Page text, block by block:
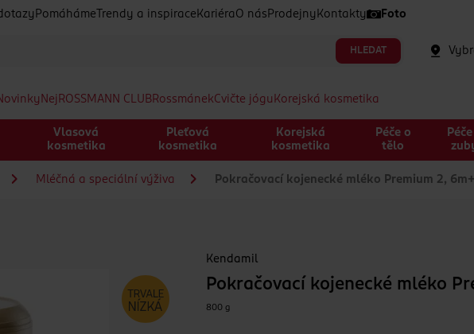
Pomáháme Trendy a inspirace Kariéra O nás Prodejny Kontakty Foto
HLEDAT
Nej ROSSMANN CLUBRossmánekCvičte jógu Korejská kosmetika
Vlasová
kosmetika
Pleťová
kosmetika
Korejská
kosmetika
Péče o
tělo
Mléčná a speciální výživa Pokračovací kojenecké mléko Premium 2,
Kendamil
Pokračovací kojenecké mléko
800 g